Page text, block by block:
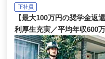
正社員
【最大100万円の奨学金返
利厚生充実／平均年収600